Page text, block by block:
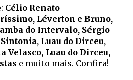
Célio Renato
Léverton e Bruno,
do Intervalo, Sérgio
Luau do Dirceu,
Velasco, Luau do Dirceu,
e muito mais. Confira!